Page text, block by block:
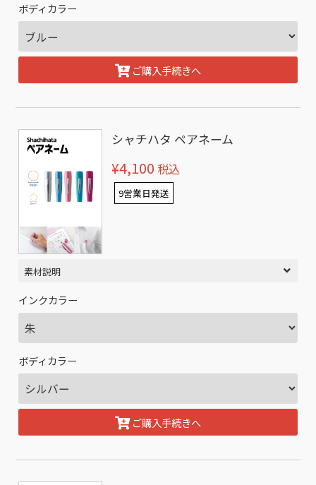
ボディカラー
ご購入手続きへ
シャチハタ ペアネーム
¥4,100 税込
9営業日発送
素材説明
インクカラー
ボディカラー
ご購入手続きへ